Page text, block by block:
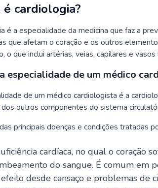
é cardiologia?
é a especialidade da medicina que faz a
que afetam o coração e os outros
o que inclui artérias, veias, capilares e vasos
especialidade de um médico
de um médico cardiologista é a
dos outros componentes do sistema
principais doenças e condições tratadas
cardíaca, no qual o coração
do sangue. É comum em
desde cansaço e problemas de